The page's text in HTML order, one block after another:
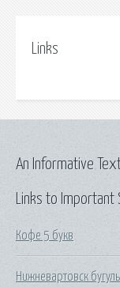
Links
Links to Important
Кофе 5 букв
Нижневартовск
An Informative